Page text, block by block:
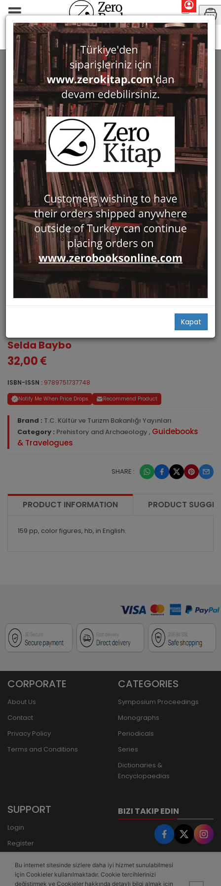
Kapat
Monographs Prehistory and Archaeology
Archaeological Site of Perge
Selda Baybo
32,00
ISBN-ISSN : 9789751737748
Notify Me When Price Drops Recommend Product
Brand : T.C. Kültür ve Turizm Bakanlığı Yayınları
Category : Prehistory and Archaeology , Guidebooks
& Travelogues
SHARE :
PRODUCT INFORMATION PRODUCT
159 pp, color figures, hb, in English.
CORPORATE
About Us
Contact
Privacy Policy
Terms and Conditions
CATEGORIES
Symposium Proceedings
Monographs
Periodicals
Series
Dictionaries &
Encyclopaedias
SUPPORT
Login
Register
Bank Transfer
BIZI TAKIP EDIN
Bu internet sitesinde sizlere daha iyi hizmet sunulabilmesi
için Cookieler kullanılmaktadır. Cookie tercihlerinizi
değiştirmek ve Cookieler hakkında detaylı bilgi almak için